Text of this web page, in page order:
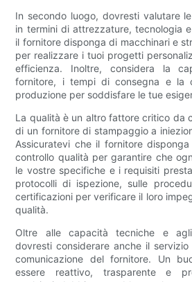
In secondo luogo, dovresti valutare
in termini di attrezzature, tecnologia
il fornitore disponga di macchinari e
per realizzare i tuoi progetti
efficienza. Inoltre, considera la
fornitore, i tempi di consegna e la
produzione per soddisfare le tue
La qualità è un altro fattore critico da
di un fornitore di stampaggio a
Assicuratevi che il fornitore
controllo qualità per garantire che
le vostre specifiche e i requisiti
protocolli di ispezione, sulle
certificazioni per verificare il loro
qualità.
Oltre alle capacità tecniche e
dovresti considerare anche il
comunicazione del fornitore. Un
essere reattivo, trasparente e